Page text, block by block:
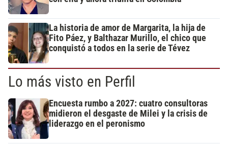
La historia de amor de Margarita, la hija de
Fito Páez, y Balthazar Murillo, el chico que
conquistó a todos en la serie de Tévez
Lo más visto en Perfil
Encuesta rumbo a 2027: cuatro consultoras
midieron el desgaste de Milei y la crisis de
liderazgo en el peronismo